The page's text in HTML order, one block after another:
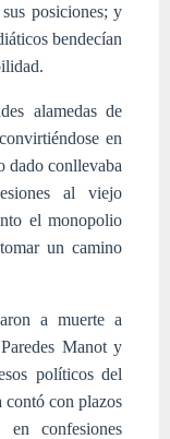
posiciones; y
bendecían
alamedas de
en
dado conllevaba
al viejo
el monopolio
un camino
a muerte a
Manot y
políticos del
contó con plazos
en confesiones